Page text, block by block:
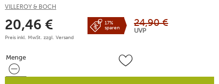
VILLEROY & BOCH
20,46 €
Preis inkl. MwSt. zzgl. Versand
17%
sparen
24,90 €
UVP
Menge
Menge